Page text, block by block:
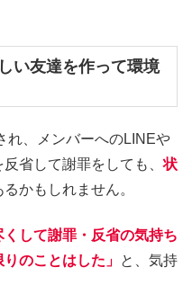
い友達を作って環境
れ、メンバーへのLINEや
省して謝罪をしても、状
るかもしれません。
して謝罪・反省の気持ち
のことはした」 と、気持